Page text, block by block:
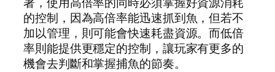
的控制，因為高倍率能迅速抓到魚，但若不
加以管理，則可能會快速耗盡資源。而低倍
率則能提供更穩定的控制，讓玩家有更多的
機會去判斷和掌握捕魚的節奏。